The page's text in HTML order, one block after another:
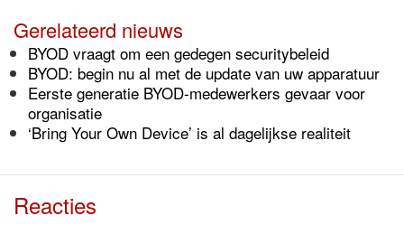
Gerelateerd nieuws
BYOD vraagt om een gedegen securitybeleid
BYOD: begin nu al met de update van uw apparatuur
Eerste generatie BYOD-medewerkers gevaar voor
organisatie
‘Bring Your Own Device’ is al dagelijkse realiteit
Reacties